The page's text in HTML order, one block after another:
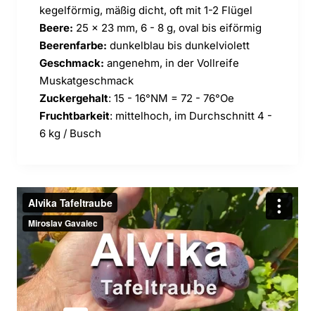
kegelförmig, mäßig dicht, oft mit 1-2 Flügel
Beere: 25 x 23 mm, 6 - 8 g, oval bis eiförmig
Beerenfarbe: dunkelblau bis dunkelviolett
Geschmack: angenehm, in der Vollreife
Muskatgeschmack
Zuckergehalt: 15 - 16°NM = 72 - 76°Oe
Fruchtbarkeit: mittelhoch, im Durchschnitt 4 -
6 kg / Busch